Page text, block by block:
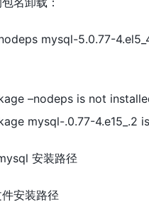
mysql-5.0.77-
–nodeps is not
mysql-.0.77-4.e15_.2
安装路径
安装路径